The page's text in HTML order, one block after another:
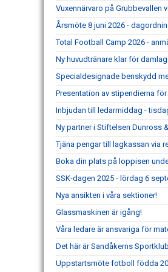
Vuxennärvaro på Grubbevallen
Årsmöte 8 juni 2026 -
Total Football Camp 2026 -
Ny huvudtränare klar för
Specialdesignade benskydd
Presentation av stipendierna
Inbjudan till ledarmiddag -
Ny partner i Stiftelsen Dunross
Tjäna pengar till lagkassan via
Boka din plats på loppisen
SSK-dagen 2025 - lördag 6
Nya ansikten i våra sektioner!
Glassmaskinen är igång!
Våra ledare är ansvariga för
Det här är Sandåkerns
Uppstartsmöte fotboll födda